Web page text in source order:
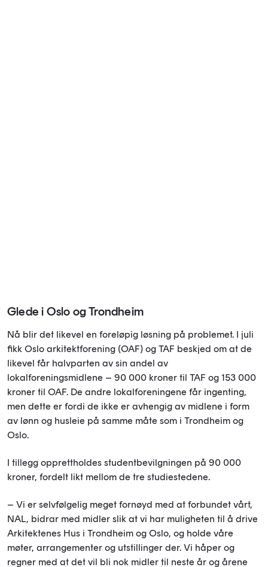
Glede i Oslo og Trondheim
Nå blir det likevel en foreløpig løsning på problemet. I juli
fikk Oslo arkitektforening (OAF) og TAF beskjed om at de
likevel får halvparten av sin andel av
lokalforeningsmidlene – 90 000 kroner til TAF og 153 000
kroner til OAF. De andre lokalforeningene får ingenting,
men dette er fordi de ikke er avhengig av midlene i form
av lønn og husleie på samme måte som i Trondheim og
Oslo.
I tillegg opprettholdes studentbevilgningen på 90 000
kroner, fordelt likt mellom de tre studiestedene.
– Vi er selvfølgelig meget fornøyd med at forbundet vårt,
NAL, bidrar med midler slik at vi har muligheten til å drive
Arkitektenes Hus i Trondheim og Oslo, og holde våre
møter, arrangementer og utstillinger der. Vi håper og
regner med at det vil bli nok midler til neste år og årene